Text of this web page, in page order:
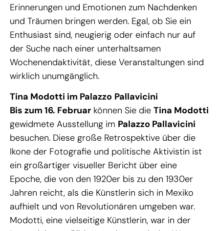
Erinnerungen und Emotionen zum Nachdenken
und Träumen bringen werden. Egal, ob Sie ein
Enthusiast sind, neugierig oder einfach nur auf
der Suche nach einer unterhaltsamen
Wochenendaktivität, diese Veranstaltungen sind
wirklich unumgänglich.
Tina Modotti im Palazzo Pallavicini
Bis zum 16. Februar können Sie die Tina Modotti
gewidmete Ausstellung im Palazzo Pallavicini
besuchen. Diese große Retrospektive über die
Ikone der Fotografie und politische Aktivistin ist
ein großartiger visueller Bericht über eine
Epoche, die von den 1920er bis zu den 1930er
Jahren reicht, als die Künstlerin sich in Mexiko
aufhielt und von Revolutionären umgeben war.
Modotti, eine vielseitige Künstlerin, war in der